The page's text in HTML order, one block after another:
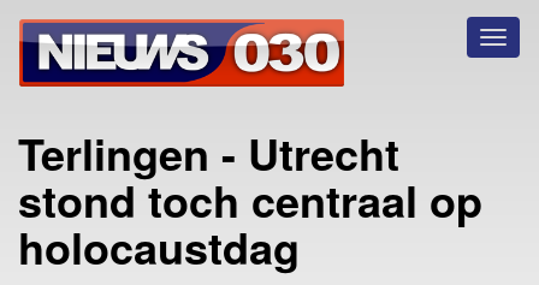
Terlingen - Utrecht
stond toch centraal op
holocaustdag